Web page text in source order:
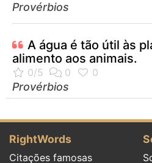
Provérbios
A água é tão útil às
alimento aos animais.
Provérbios
RightWords
Citações famosas